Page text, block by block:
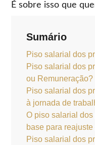
É sobre isso que
Sumário
Piso salarial dos
Piso salarial dos
ou Remuneração?
Piso salarial dos
à jornada de
O piso salarial
base para
Piso salarial dos